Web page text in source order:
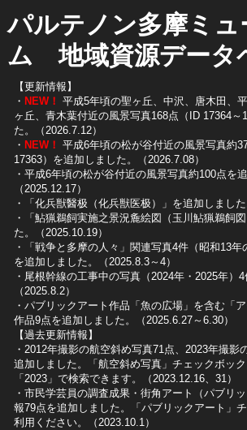
パルテノン多摩ミュ
ム 地域資源データ
【更新情報】
・ NEW！ 平成5年頃の聖ヶ丘、中沢、唐木田、
ヶ丘、青木葉付近の風景写真168点（ID 17364～
た。（2026.7.12）
・ NEW！ 平成6年頃の松が谷付近の風景写真約
17363）を追加しました。（2026.7.08）
・平成6年頃の松が谷付近の風景写真約100点を
（2025.12.17）
・「化兵獣醫极（化兵獣医极）」を追加しました
・「鮎猟鵜飼実施之景況麁絵図（玉川鮎猟鵜飼
た。（2025.10.19）
・「戦争と多摩の人々」関連写真4件（昭和13年
を追加しました。（2025.8.3～4）
・尾根幹線の工事中の写真（2024年・2025年）4
（2025.8.2）
・パブリックアート作品「魚の広場」を含む「
作品9点を追加しました。（2025.6.27～6.30）
【過去更新情報】
・2012年撮影の航空斜め写真71点、2023年撮影
追加しました。「航空斜め写真」チェックボック
「2023」で検索できます。（2023.12.16、31）
・市民学芸員の調査成果・街角アート（パブリ
報79点を追加しました。「パブリックアート」
利用ください。（2023.10.1）